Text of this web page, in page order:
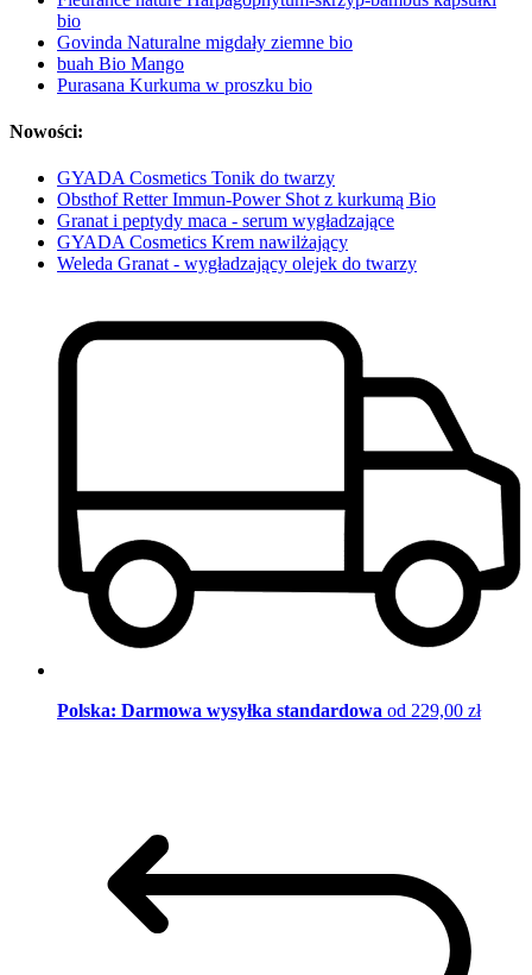
bio
Govinda Naturalne migdały ziemne bio
buah Bio Mango
Purasana Kurkuma w proszku bio
Nowości:
GYADA Cosmetics Tonik do twarzy
Obsthof Retter Immun-Power Shot z kurkumą Bio
Granat i peptydy maca - serum wygładzające
GYADA Cosmetics Krem nawilżający
Weleda Granat - wygładzający olejek do twarzy
Polska: Darmowa wysyłka standardowa od 229,00 zł